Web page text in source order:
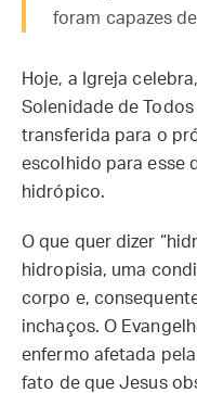
foram capazes
Hoje, a Igreja
Solenidade de
transferida para o
escolhido para esse
hidrópico.
O que quer dizer
hidropisia, uma
corpo e,
inchaços. O
enfermo afetada
fato de que Jesus